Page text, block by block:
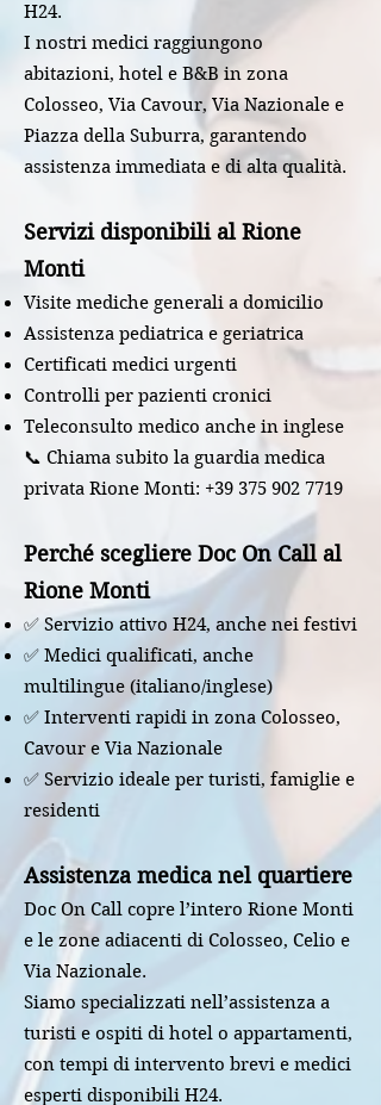
H24.
I nostri medici raggiungono
abitazioni, hotel e B&B in zona
Colosseo, Via Cavour, Via Nazionale e
Piazza della Suburra, garantendo
assistenza immediata e di alta qualità.
Servizi disponibili al Rione
Monti
Visite mediche generali a domicilio
Assistenza pediatrica e geriatrica
Certificati medici urgenti
Controlli per pazienti cronici
Teleconsulto medico anche in inglese
📞 Chiama subito la guardia medica
privata Rione Monti: +39 375 902 7719
Perché scegliere Doc On Call al
Rione Monti
✅ Servizio attivo H24, anche nei festivi
✅ Medici qualificati, anche
multilingue (italiano/inglese)
✅ Interventi rapidi in zona Colosseo,
Cavour e Via Nazionale
✅ Servizio ideale per turisti, famiglie e
residenti
Assistenza medica nel quartiere
Doc On Call copre l’intero Rione Monti
e le zone adiacenti di Colosseo, Celio e
Via Nazionale.
Siamo specializzati nell’assistenza a
turisti e ospiti di hotel o appartamenti,
con tempi di intervento brevi e medici
esperti disponibili H24.